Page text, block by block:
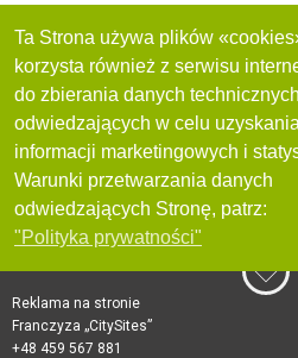
Ta Strona używa plików
korzysta również z serwisu
do zbierania danych
odwiedzających w celu uzyskania
informacji marketingowych i
Warunki przetwarzania danych
odwiedzających Stronę, patrz:
"Polityka prywatności"
Reklama na stronie
Franczyza „CitySites”
+48 459 567 881